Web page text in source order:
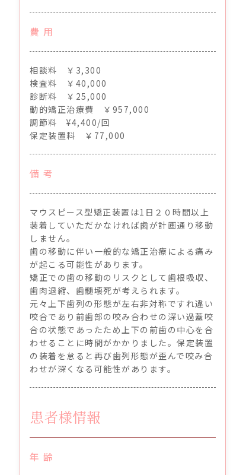
費 用
相談料 ￥3,300
検査料 ￥40,000
診断料 ￥25,000
動的矯正治療費 ￥957,000
調節料 ¥4,400/回
保定装置料 ￥77,000
備 考
マウスピース型矯正装置は1日２０時間以上
装着していただかなければ歯が計画通り移動
しません。
歯の移動に伴い一般的な矯正治療による痛み
が起こる可能性があります。
矯正での歯の移動のリスクとして歯根吸収、
歯肉退縮、歯髄壊死が考えられます。
元々上下歯列の形態が左右非対称ですれ違い
咬合であり前歯部の咬み合わせの深い過蓋咬
合の状態であったため上下の前歯の中心を合
わせることに時間がかかりました。保定装置
の装着を怠ると再び歯列形態が歪んで咬み合
わせが深くなる可能性があります。
患者様情報
年 齢